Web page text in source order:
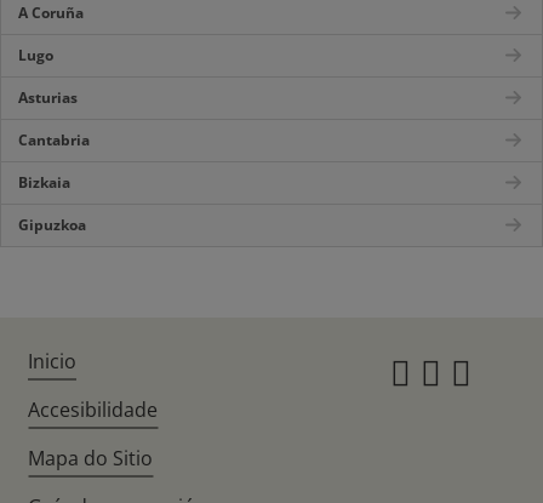
A Coruña
Lugo
Asturias
Cantabria
Bizkaia
Gipuzkoa
Inicio
Accesibilidade
Mapa do Sitio